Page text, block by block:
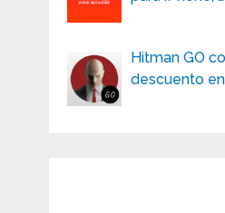
Hitman GO
descuento